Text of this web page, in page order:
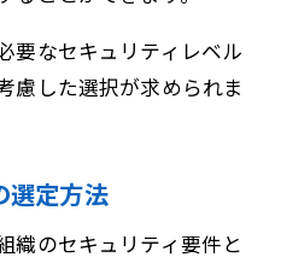
要なセキュリティレベル
慮した選択が求められま
選定方法
織のセキュリティ要件と